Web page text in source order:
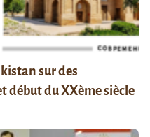
sur des
début du XXème siècle